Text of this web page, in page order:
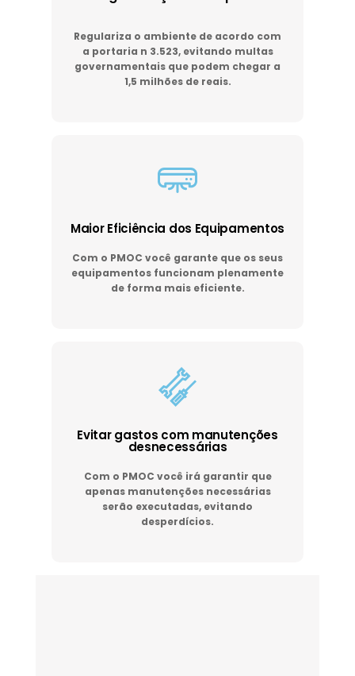
Regulariza o ambiente de acordo com
a portaria n 3.523, evitando multas
governamentais que podem chegar a
1,5 milhões de reais.
Maior Eficiência dos Equipamentos
Com o PMOC você garante que os seus
equipamentos funcionam plenamente
de forma mais eficiente.
Evitar gastos com manutenções
desnecessárias
Com o PMOC você irá garantir que
apenas manutenções necessárias
serão executadas, evitando
desperdícios.